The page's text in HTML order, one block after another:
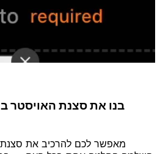
בנו את סצנת האויסטר